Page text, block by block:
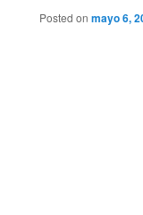
Posted on mayo 6,